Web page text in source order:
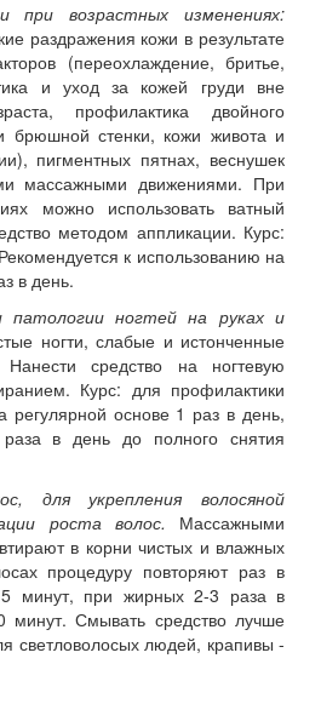
при возрастных изменениях:
раздражения кожи в результате
(переохлаждение, бритье,
и уход за кожей груди вне
профилактика двойного
брюшной стенки, кожи живота и
пигментных пятнах, веснушек
массажными движениями. При
можно использовать ватный
методом аппликации. Курс:
к использованию на
в день.
ногтей на руках и
ногти, слабые и истонченные
Нанести средство на ногтевую
Курс: для профилактики
регулярной основе 1 раз в день,
в день до полного снятия
для укрепления волосяной
роста волос. Массажными
в корни чистых и влажных
процедуру повторяют раз в
минут, при жирных 2-3 раза в
Смывать средство лучше
светловолосых людей, крапивы -